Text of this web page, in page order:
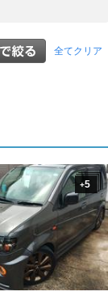
全てクリア
+5